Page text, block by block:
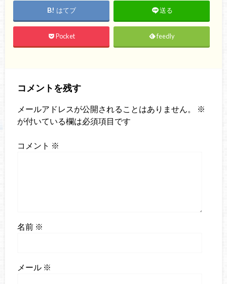
はてブ 送る
Pocket feedly
コメントを残す
メールアドレスが公開されることはありません。
※
が付いている欄は必須項目です
コメント ※
名前 ※
メール ※